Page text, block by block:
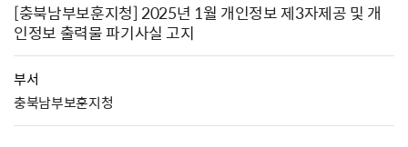
[충북남부보훈지청] 2025년 1월 개인정보 제3자제공 및 개
인정보 출력물 파기사실 고지
부서
충북남부보훈지청